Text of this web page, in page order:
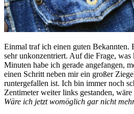
Einmal traf ich einen guten Bekannten.
sehr unkonzentriert. Auf die Frage, was
Minuten habe ich gerade angefangen,
einen Schritt neben mir ein großer
runtergefallen ist. Ich bin immer noch
Zentimeter weiter links gestanden,
Wäre ich jetzt womöglich gar nicht